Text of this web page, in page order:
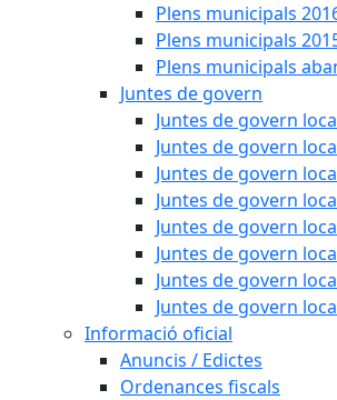
Plens municipals
Plens municipals
Plens municipals
Juntes de govern
Juntes de govern
Juntes de govern
Juntes de govern
Juntes de govern
Juntes de govern
Juntes de govern
Juntes de govern
Juntes de govern
Informació oficial
Anuncis / Edictes
Ordenances fiscals